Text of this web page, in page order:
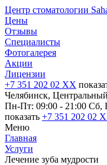
Центр стоматологии
Цены
Отзывы
Специалисты
Фотогалерея
Акции
Лицензии
+7 351 202 02 XX
Челябинск,
Пн-Пт: 09:00 - 21:00 Сб,
показать +7 351 202 02
Меню
Главная
Услуги
Лечение зуба мудрости